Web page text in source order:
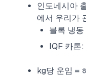
인도네시아
에서 우리가
블록 냉
IQF 카톤
kg당 운임 =